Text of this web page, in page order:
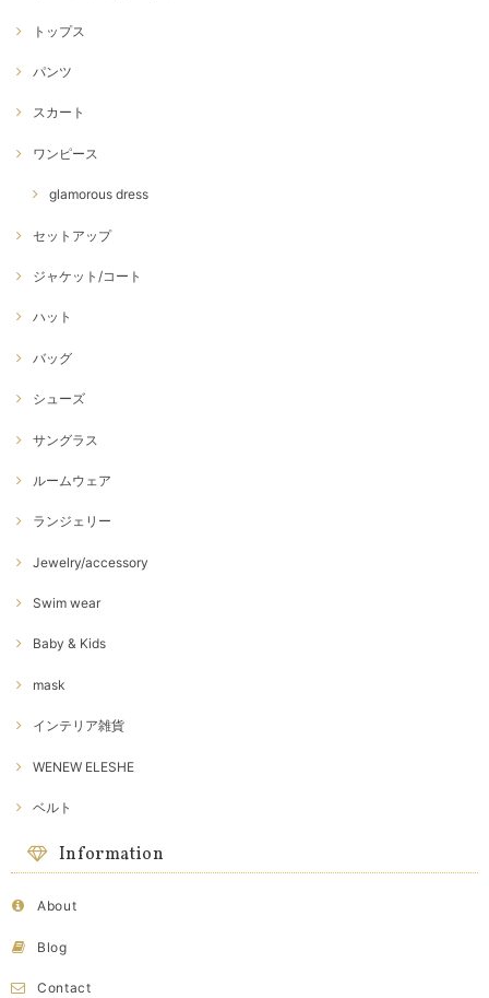
トップス
パンツ
スカート
ワンピース
glamorous dress
セットアップ
ジャケット/コート
ハット
バッグ
シューズ
サングラス
ルームウェア
ランジェリー
Jewelry/accessory
Swim wear
Baby & Kids
mask
インテリア雑貨
WENEW ELESHE
ベルト
Information
About
Blog
Contact